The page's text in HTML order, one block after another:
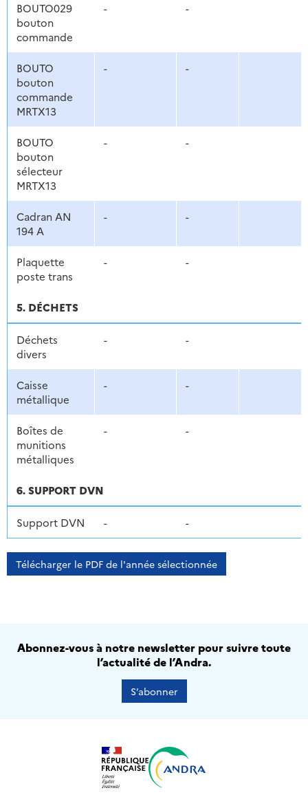
BOUTO029
bouton
commande
- -
BOUTO
bouton
commande
MRTX13
- -
BOUTO
bouton
sélecteur
MRTX13
- -
Cadran AN
194 A
- -
Plaquette
poste trans
- -
5. DÉCHETS
Déchets
divers
- -
Caisse
métallique
- -
Boîtes de
munitions
métalliques
- -
6. SUPPORT DVN
Support DVN - -
Télécharger le PDF de l'année sélectionnée
Abonnez-vous à notre newsletter pour suivre toute
l’actualité de l’Andra.
S’abonner